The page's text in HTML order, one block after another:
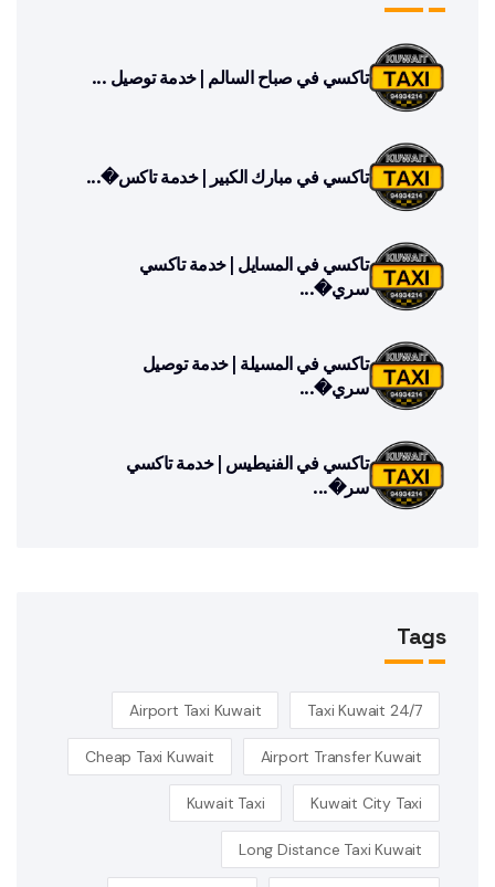
تاكسي في صباح السالم | خدمة توصيل ...
تاكسي في مبارك الكبير | خدمة تاكس�...
تاكسي في المسايل | خدمة تاكسي
سري�...
تاكسي في المسيلة | خدمة توصيل
سري�...
تاكسي في الفنيطيس | خدمة تاكسي
سر�...
Tags
24/7 Taxi Kuwait
Airport Taxi Kuwait
Airport Transfer Kuwait
Cheap Taxi Kuwait
Kuwait City Taxi
Kuwait Taxi
Long Distance Taxi Kuwait